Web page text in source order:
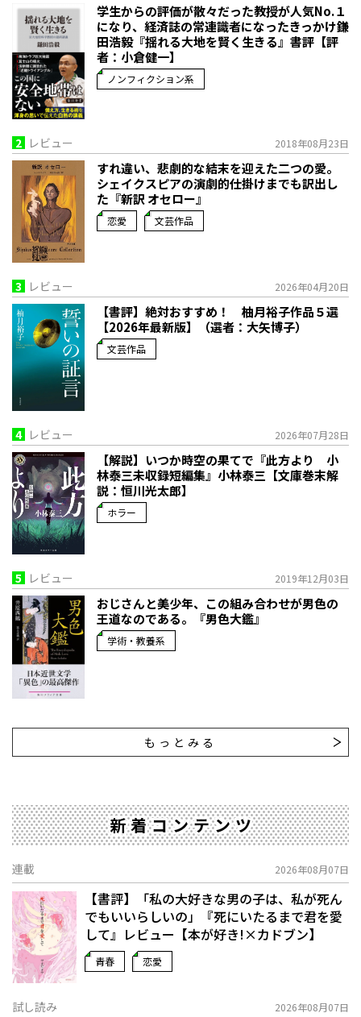
学生からの評価が散々だった教授が人気No.１
になり、経済誌の常連識者になったきっかけ――鎌
田浩毅『揺れる大地を賢く生きる』書評【評
者：小倉健一】
ノンフィクション系
2 レビュー 2018年08月23日
すれ違い、悲劇的な結末を迎えた二つの愛。
シェイクスピアの演劇的仕掛けまでも訳出し
た『新訳 オセロー』
恋愛 文芸作品
3 レビュー 2026年04月20日
【書評】絶対おすすめ！ 柚月裕子作品５選
【2026年最新版】（選者：大矢博子）
文芸作品
4 レビュー 2026年07月28日
【解説】いつか時空の果てで――『此方より 小
林泰三未収録短編集』小林泰三【文庫巻末解
説：恒川光太郎】
ホラー
5 レビュー 2019年12月03日
おじさんと美少年、この組み合わせが男色の
王道なのである。『男色大鑑』
学術・教養系
もっとみる
新着コンテンツ
連載 2026年08月07日
【書評】「私の大好きな男の子は、私が死ん
でもいいらしいの」――『死にいたるまで君を愛
して』レビュー【本が好き!×カドブン】
青春 恋愛
試し読み 2026年08月07日